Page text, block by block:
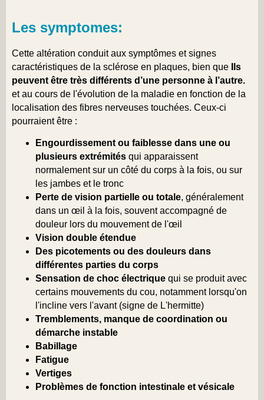
Les symptomes:
Cette altération conduit aux symptômes et signes
caractéristiques de la sclérose en plaques, bien que
Ils
peuvent être très différents d’une personne à l’autre.
et au cours de l'évolution de la maladie en fonction de la
localisation des fibres nerveuses touchées. Ceux-ci
pourraient être :
Engourdissement ou faiblesse dans une ou
plusieurs extrémités qui apparaissent
normalement sur un côté du corps à la fois, ou sur
les jambes et le tronc
Perte de vision partielle ou totale, généralement
dans un œil à la fois, souvent accompagné de
douleur lors du mouvement de l'œil
Vision double étendue
Des picotements ou des douleurs dans
différentes parties du corps
Sensation de choc électrique qui se produit avec
certains mouvements du cou, notamment lorsqu'on
l'incline vers l'avant (signe de L'hermitte)
Tremblements, manque de coordination ou
démarche instable
Babillage
Fatigue
Vertiges
Problèmes de fonction intestinale et vésicale